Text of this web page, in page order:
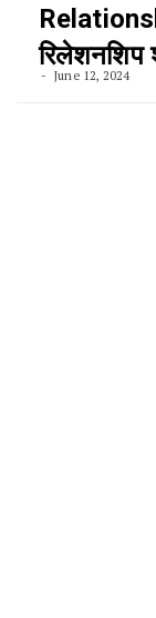
रिलेशनशिप
June 12, 2024